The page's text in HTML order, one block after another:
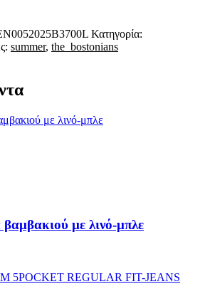
Κατηγορία:
summer, the_bostonians
με λινό-μπλε